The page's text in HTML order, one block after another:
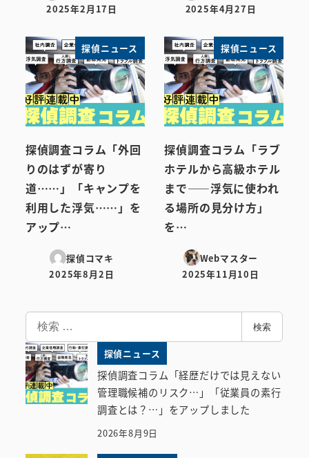
投稿日
2025年2月17日
投稿日
2025年4月27日
探偵ニュース
探偵調査コラム「外回
りのはずが寄り
道……」「キャンプを
利用した浮気……」を
アップ…
探偵コマキ
投稿日
2025年8月2日
探偵ニュース
探偵調査コラム「ラブ
ホテルから高級ホテル
まで――浮気に使われ
る場所の見分け方」
を…
Webマスター
投稿日
2025年11月10日
索
検索
探偵ニュース
探偵調査コラム「経歴だけでは見えない
管理職候補のリスク…」「従業員の素行
調査とは？…」をアップしました
2026年8月9日